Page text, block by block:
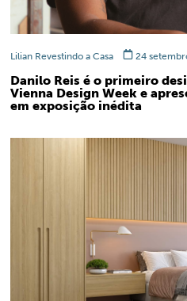
Lilian Revestindo a Casa 24
Danilo Reis é o primeiro
Vienna Design Week e
em exposição inédita